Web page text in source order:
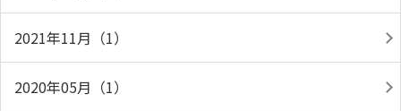
2021年11月（1）
2020年05月（1）